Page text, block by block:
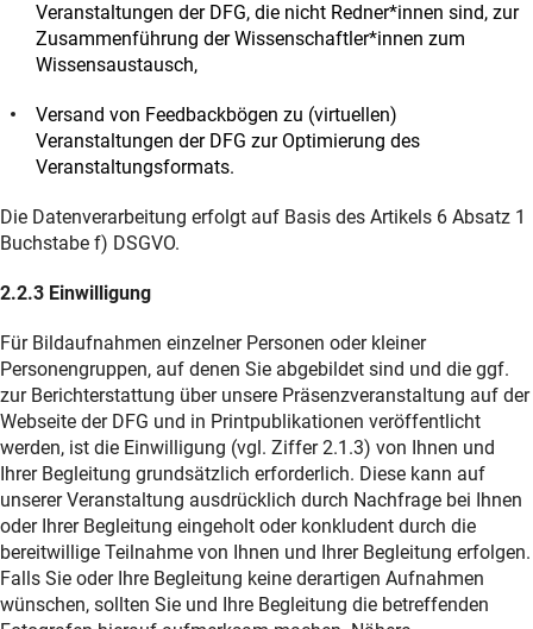
Veranstaltungen der DFG, die nicht Redner*innen sind, zur
Zusammenführung der Wissenschaftler*innen zum
Wissensaustausch,
Versand von Feedbackbögen zu (virtuellen)
Veranstaltungen der DFG zur Optimierung des
Veranstaltungsformats.
Die Datenverarbeitung erfolgt auf Basis des Artikels 6 Absatz 1
Buchstabe f) DSGVO.
2.2.3 Einwilligung
Für Bildaufnahmen einzelner Personen oder kleiner
Personengruppen, auf denen Sie abgebildet sind und die ggf.
zur Berichterstattung über unsere Präsenzveranstaltung auf der
Webseite der DFG und in Printpublikationen veröffentlicht
werden, ist die Einwilligung (vgl. Ziffer 2.1.3) von Ihnen und
Ihrer Begleitung grundsätzlich erforderlich. Diese kann auf
unserer Veranstaltung ausdrücklich durch Nachfrage bei Ihnen
oder Ihrer Begleitung eingeholt oder konkludent durch die
bereitwillige Teilnahme von Ihnen und Ihrer Begleitung erfolgen.
Falls Sie oder Ihre Begleitung keine derartigen Aufnahmen
wünschen, sollten Sie und Ihre Begleitung die betreffenden